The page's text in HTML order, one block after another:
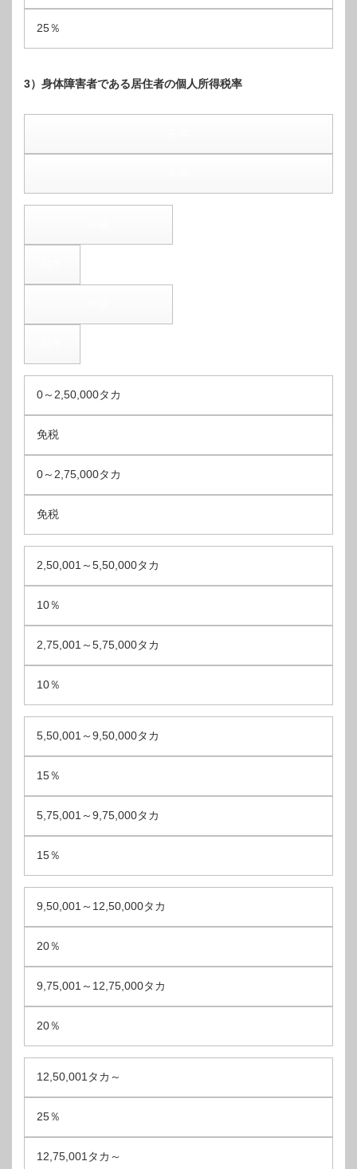
25％
3）身体障害者である居住者の個人所得税率
0～2,50,000タカ
免税
0～2,75,000タカ
免税
2,50,001～5,50,000タカ
10％
2,75,001～5,75,000タカ
10％
5,50,001～9,50,000タカ
15％
5,75,001～9,75,000タカ
15％
9,50,001～12,50,000タカ
20％
9,75,001～12,75,000タカ
20％
12,50,001タカ～
25％
12,75,001タカ～